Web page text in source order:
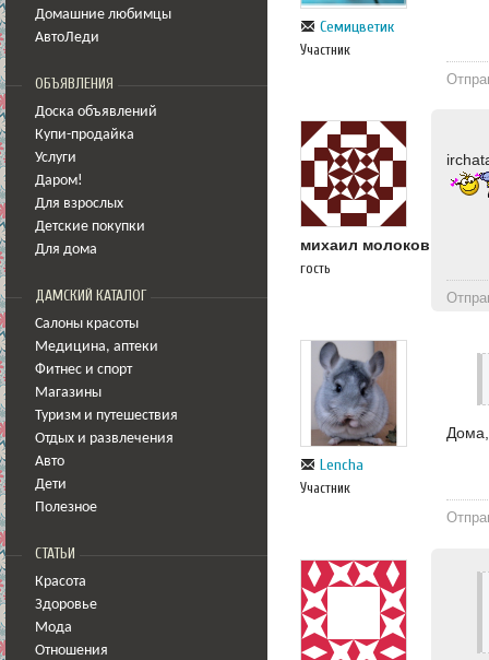
Домашние любимцы
АвтоЛеди
ОБЪЯВЛЕНИЯ
Доска объявлений
Купи-продайка
Услуги
Даром!
Для взрослых
Детские покупки
Для дома
ДАМСКИЙ КАТАЛОГ
Салоны красоты
Медицина, аптеки
Фитнес и спорт
Магазины
Туризм и путешествия
Отдых и развлечения
Авто
Дети
Полезное
СТАТЬИ
Красота
Здоровье
Мода
Отношения
Семицветик
Участник
михаил молоков
гость
Lencha
Участник